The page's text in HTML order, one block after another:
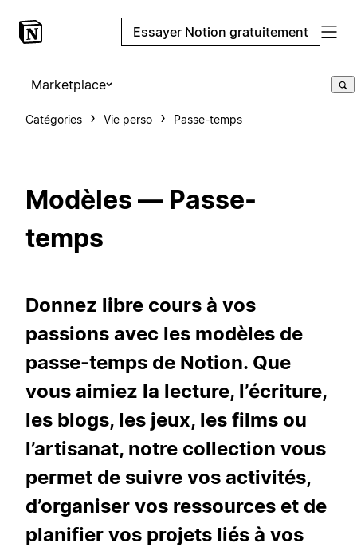
Essayer Notion gratuitement
Marketplace
Catégories Vie perso Passe-temps
Modèles — Passe-
temps
Donnez libre cours à vos
passions avec les modèles de
passe-temps de Notion. Que
vous aimiez la lecture, l’écriture,
les blogs, les jeux, les films ou
l’artisanat, notre collection vous
permet de suivre vos activités,
d’organiser vos ressources et de
planifier vos projets liés à vos